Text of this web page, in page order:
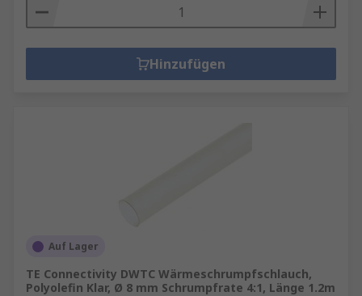
Hinzufügen
Auf Lager
TE Connectivity DWTC Wärmeschrumpfschlauch,
Polyolefin Klar, Ø 8 mm Schrumpfrate 4:1, Länge 1.2m